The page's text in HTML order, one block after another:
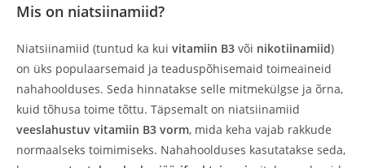
Mis on niatsiinamiid?
Niatsiinamiid (tuntud ka kui vitamiin B3 või nikotiinamiid)
on üks populaarsemaid ja teaduspõhisemaid toimeaineid
nahahoolduses. Seda hinnatakse selle mitmekülgse ja õrna,
kuid tõhusa toime tõttu. Täpsemalt on niatsiinamiid
veeslahustuv vitamiin B3 vorm, mida keha vajab rakkude
normaalseks toimimiseks. Nahahoolduses kasutatakse seda,